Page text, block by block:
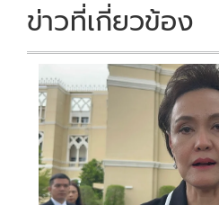
ข่าวที่เกี่ยวข้อง